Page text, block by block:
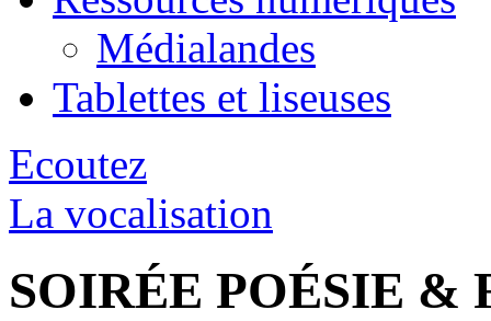
Médialandes
Tablettes et liseuses
Ecoutez
La vocalisation
SOIRÉE POÉSIE &